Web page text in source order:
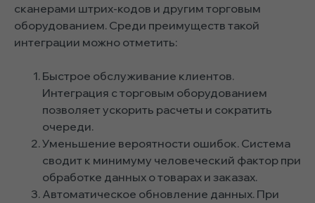
сканерами штрих-кодов и другим торговым
оборудованием. Среди преимуществ такой
интеграции можно отметить:
Быстрое обслуживание клиентов.
Интеграция с торговым оборудованием
позволяет ускорить расчеты и сократить
очереди.
Уменьшение вероятности ошибок. Система
сводит к минимуму человеческий фактор при
обработке данных о товарах и заказах.
Автоматическое обновление данных. При